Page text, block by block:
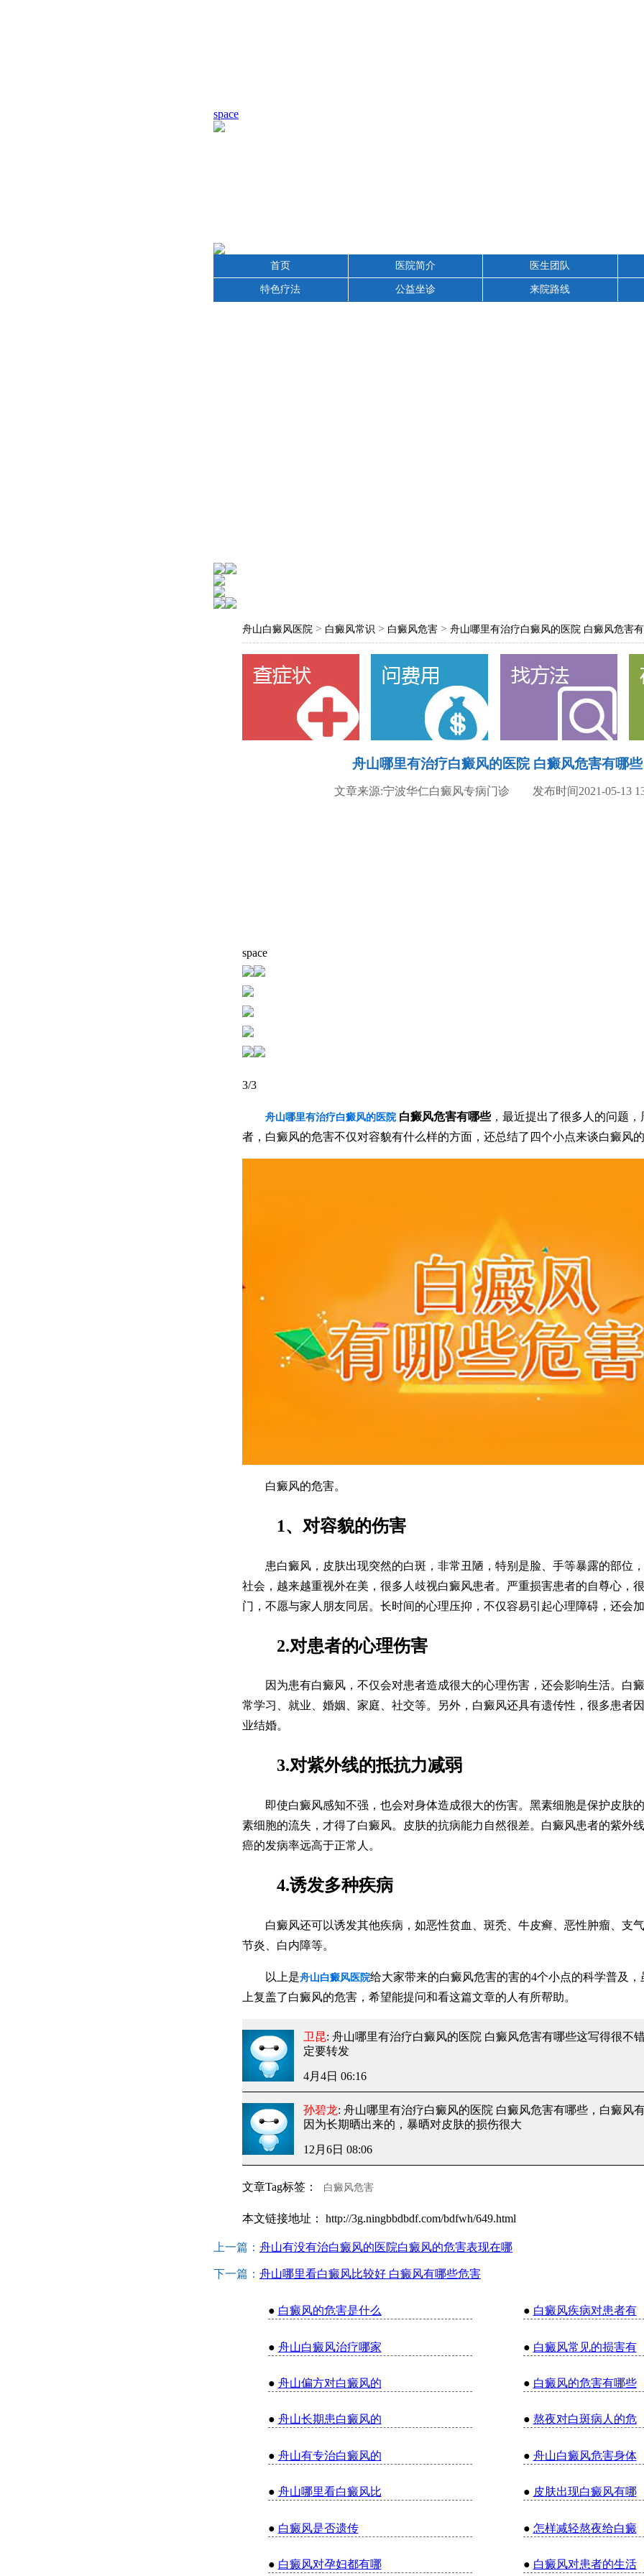
space
首页 医院简介 医生团队
特色疗法 公益坐诊 来院路线
舟山白癜风医院 > 白癜风常识 > 白癜风危害 > 舟山哪里有治疗白癜风的医院 白癜风危害
舟山哪里有治疗白癜风的医院 白癜风危害有哪些
文章来源:宁波华仁白癜风专病门诊 发布时间2021-05-13
space
3/3
舟山哪里有治疗白癜风的医院 白癜风危害有哪些，最近提出了很多人的问题
者，白癜风的危害不仅对容貌有什么样的方面，还总结了四个小点来谈白癜风
白癜风的危害。
1、对容貌的伤害
患白癜风，皮肤出现突然的白斑，非常丑陋，特别是脸、手等暴露的部位
社会，越来越重视外在美，很多人歧视白癜风患者。严重损害患者的自尊心，
门，不愿与家人朋友同居。长时间的心理压抑，不仅容易引起心理障碍，还会
2.对患者的心理伤害
因为患有白癜风，不仅会对患者造成很大的心理伤害，还会影响生活。白
常学习、就业、婚姻、家庭、社交等。另外，白癜风还具有遗传性，很多患者
业结婚。
3.对紫外线的抵抗力减弱
即使白癜风感知不强，也会对身体造成很大的伤害。黑素细胞是保护皮肤
素细胞的流失，才得了白癜风。皮肤的抗病能力自然很差。白癜风患者的紫外
癌的发病率远高于正常人。
4.诱发多种疾病
白癜风还可以诱发其他疾病，如恶性贫血、斑秃、牛皮癣、恶性肿瘤、支
节炎、白内障等。
以上是舟山白癜风医院给大家带来的白癜风危害的害的4个小点的科学普及
上复盖了白癜风的危害，希望能提问和看这篇文章的人有所帮助。
卫昆: 舟山哪里有治疗白癜风的医院 白癜风危害有哪些这写得很不
定要转发
4月4日 06:16
孙碧龙: 舟山哪里有治疗白癜风的医院 白癜风危害有哪些 ，白癜风
因为长期晒出来的，暴晒对皮肤的损伤很大
12月6日 08:06
文章Tag标签： 白癜风危害
本文链接地址： http://3g.ningbbdbdf.com/bdfwh/649.html
上一篇： 舟山有没有治白癜风的医院白癜风的危害表现在哪
下一篇： 舟山哪里看白癜风比较好 白癜风有哪些危害
● 白癜风的危害是什么 ● 白癜风疾病对患者有
● 舟山白癜风治疗哪家 ● 白癜风常见的损害有
● 舟山偏方对白癜风的 ● 白癜风的危害有哪些
● 舟山长期患白癜风的 ● 熬夜对白斑病人的危
● 舟山有专治白癜风的 ● 舟山白癜风危害身体
● 舟山哪里看白癜风比 ● 皮肤出现白癜风有哪
● 白癜风是否遗传 ● 怎样减轻熬夜给白癜
● 白癜风对孕妇都有哪 ● 白癜风对患者的生活